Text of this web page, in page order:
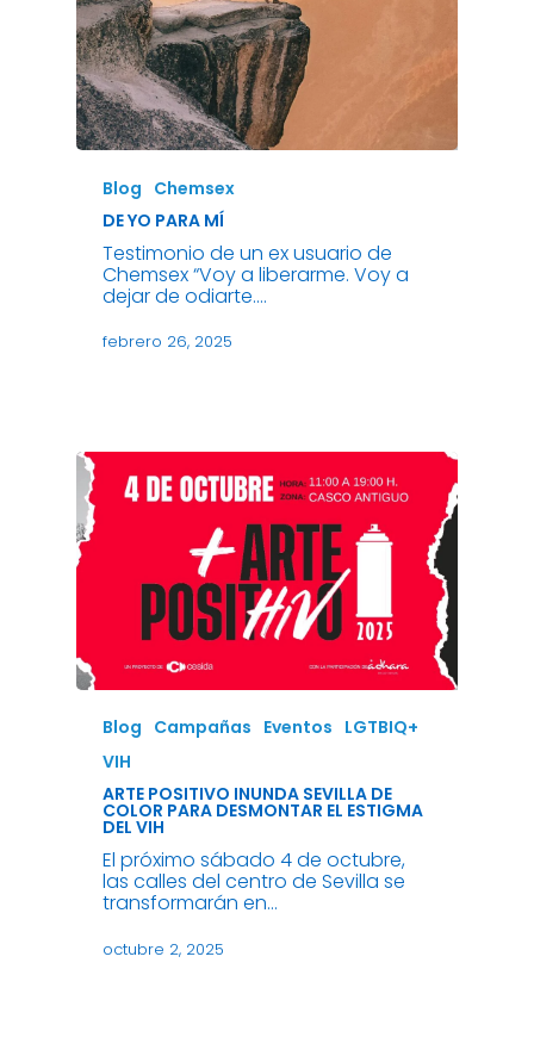
Blog Chemsex
DE YO PARA MÍ
Testimonio de un ex usuario de
Chemsex “Voy a liberarme. Voy a
dejar de odiarte.…
febrero 26, 2025
Blog Campañas Eventos LGTBIQ+
VIH
ARTE POSITIVO INUNDA SEVILLA DE
COLOR PARA DESMONTAR EL ESTIGMA
DEL VIH
El próximo sábado 4 de octubre,
las calles del centro de Sevilla se
transformarán en…
octubre 2, 2025